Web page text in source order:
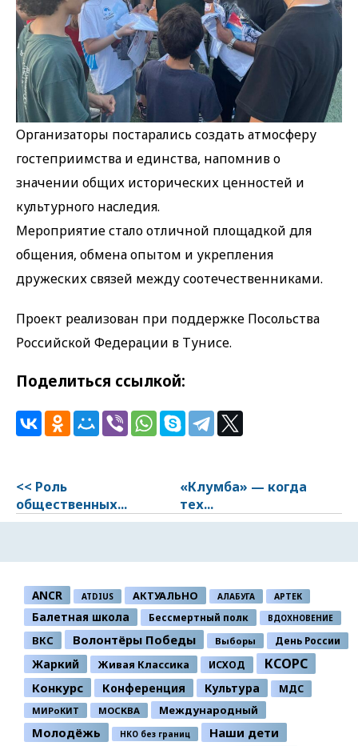
Организаторы постарались создать атмосферу
гостеприимства и единства, напомнив о
значении общих исторических ценностей и
культурного наследия.
Мероприятие стало отличной площадкой для
общения, обмена опытом и укрепления
дружеских связей между соотечественниками.
Проект реализован при поддержке Посольства
Российской Федерации в Тунисе.
Поделиться ссылкой:
<< Роль
общественных...
«Клумба» — когда
тех...
ANCR ATDIUS АКТУАЛЬНО АЛАБУГА АРТЕК
Балетная школа Бессмертный полк ВДОХНОВЕНИЕ
ВКС Волонтёры Победы Выборы День России
Жаркий Живая Классика ИСХОД КСОРС
Конкурс Конференция Культура МДС
МИРоКИТ МОСКВА Международный
Молодёжь НКО без границ Наши дети